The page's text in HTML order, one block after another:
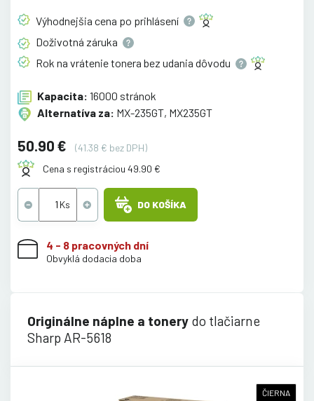
Výhodnejšia cena po prihlásení
Doživotná záruka
Rok na vrátenie tonera bez udania dôvodu
Kapacita: 16000 stránok
Alternatíva za: MX-235GT, MX235GT
50.90 €
(41.38 € bez DPH)
Cena s registráciou 49.90 €
DO KOŠÍKA
4 - 8 pracovných dní
Obvyklá dodacia doba
Originálne náplne a tonery do tlačiarne
Sharp AR-5618
ČIERNA